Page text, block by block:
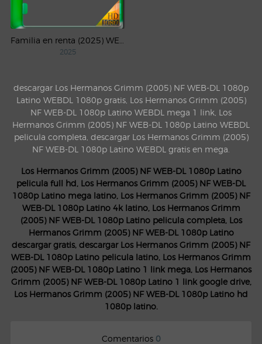
2025
descargar Los Hermanos Grimm (2005) NF WEB-DL 1080p
Latino WEBDL 1080p gratis, Los Hermanos Grimm (2005)
NF WEB-DL 1080p Latino WEBDL mega 1 link, Los
Hermanos Grimm (2005) NF WEB-DL 1080p Latino WEBDL
pelicula completa, descargar Los Hermanos Grimm (2005)
NF WEB-DL 1080p Latino WEBDL gratis en mega.
Los Hermanos Grimm (2005) NF WEB-DL 1080p Latino
pelicula full hd, Los Hermanos Grimm (2005) NF WEB-DL
1080p Latino mega latino, Los Hermanos Grimm (2005) NF
WEB-DL 1080p Latino 4k latino, Los Hermanos Grimm
(2005) NF WEB-DL 1080p Latino pelicula completa, Los
Hermanos Grimm (2005) NF WEB-DL 1080p Latino
descargar gratis, descargar Los Hermanos Grimm (2005) NF
WEB-DL 1080p Latino pelicula latino, Los Hermanos Grimm
(2005) NF WEB-DL 1080p Latino 1 link mega, Los Hermanos
Grimm (2005) NF WEB-DL 1080p Latino 1 link google drive,
Los Hermanos Grimm (2005) NF WEB-DL 1080p Latino hd
1080p latino.
Comentarios 0